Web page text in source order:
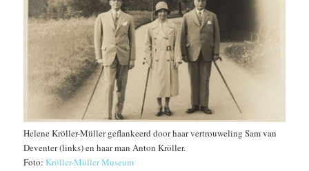
Helene Kröller-Müller geflankeerd door haar vertrouweling Sam van
Deventer (links) en haar man Anton Kröller.
Foto: Kröller-Müller Museum